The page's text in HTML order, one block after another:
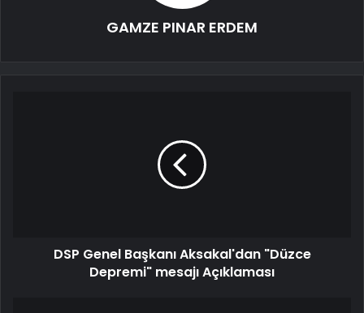
GAMZE PINAR ERDEM
DSP Genel Başkanı Aksakal'dan "Düzce
Depremi" mesajı Açıklaması